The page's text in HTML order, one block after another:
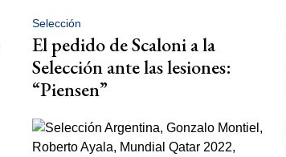
Selección
El pedido de Scaloni a la
Selección ante las lesiones:
“Piensen”